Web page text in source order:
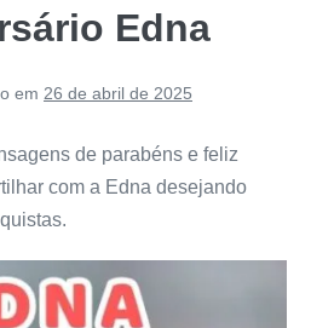
Edna
em 26 de abril de 2025
de parabéns e feliz
com a Edna desejando